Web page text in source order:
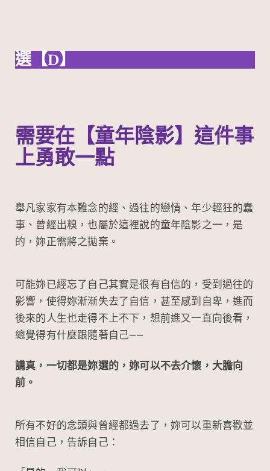
選【D】
需要在【童年陰影】這件事
上勇敢一點
舉凡家家有本難念的經、過往的戀情、年少輕狂的蠢
事、曾經出糗，也屬於這裡說的童年陰影之一，是
的，妳正需將之拋棄。
可能妳已經忘了自己其實是很有自信的，受到過往的
影響，使得妳漸漸失去了自信，甚至感到自卑，進而
後來的人生也走得不上不下，想前進又一直向後看，
總覺得有什麼跟隨著自己——
講真，一切都是妳選的，妳可以不去介懷，大膽向
前。
所有不好的念頭與曾經都過去了，妳可以重新喜歡並
相信自己，告訴自己：